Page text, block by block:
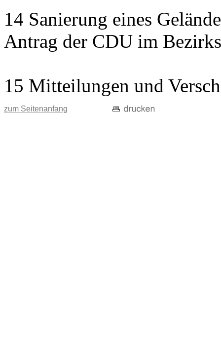
14 Sanierung eines
Antrag der CDU im
15 Mitteilungen und
zum Seitenanfang